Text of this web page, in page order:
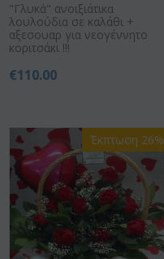
"Γλυκά" ανοιξιάτικα
λουλούδια σε καλάθι +
αξεσουαρ για νεογέννητο
κοριτσάκι !!!
€110.00
Έκπτωση 26%